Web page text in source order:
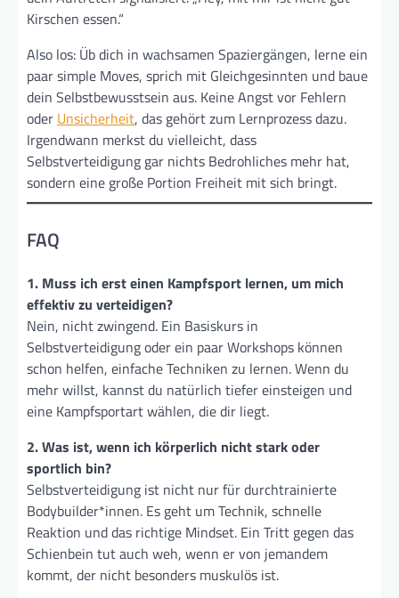
Kirschen essen.“
Also los: Üb dich in wachsamen Spaziergängen, lerne ein
paar simple Moves, sprich mit Gleichgesinnten und baue
dein Selbstbewusstsein aus. Keine Angst vor Fehlern
oder Unsicherheit, das gehört zum Lernprozess dazu.
Irgendwann merkst du vielleicht, dass
Selbstverteidigung gar nichts Bedrohliches mehr hat,
sondern eine große Portion Freiheit mit sich bringt.
FAQ
1. Muss ich erst einen Kampfsport lernen, um mich
effektiv zu verteidigen?
Nein, nicht zwingend. Ein Basiskurs in
Selbstverteidigung oder ein paar Workshops können
schon helfen, einfache Techniken zu lernen. Wenn du
mehr willst, kannst du natürlich tiefer einsteigen und
eine Kampfsportart wählen, die dir liegt.
2. Was ist, wenn ich körperlich nicht stark oder
sportlich bin?
Selbstverteidigung ist nicht nur für durchtrainierte
Bodybuilder*innen. Es geht um Technik, schnelle
Reaktion und das richtige Mindset. Ein Tritt gegen das
Schienbein tut auch weh, wenn er von jemandem
kommt, der nicht besonders muskulös ist.